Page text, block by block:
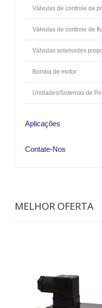
Válvulas de controle de
Válvulas de controle de
Válvulas solenoides
Bomba de motor
Unidades/Sistemas de
Aplicações
Contate-Nos
MELHOR OFERTA